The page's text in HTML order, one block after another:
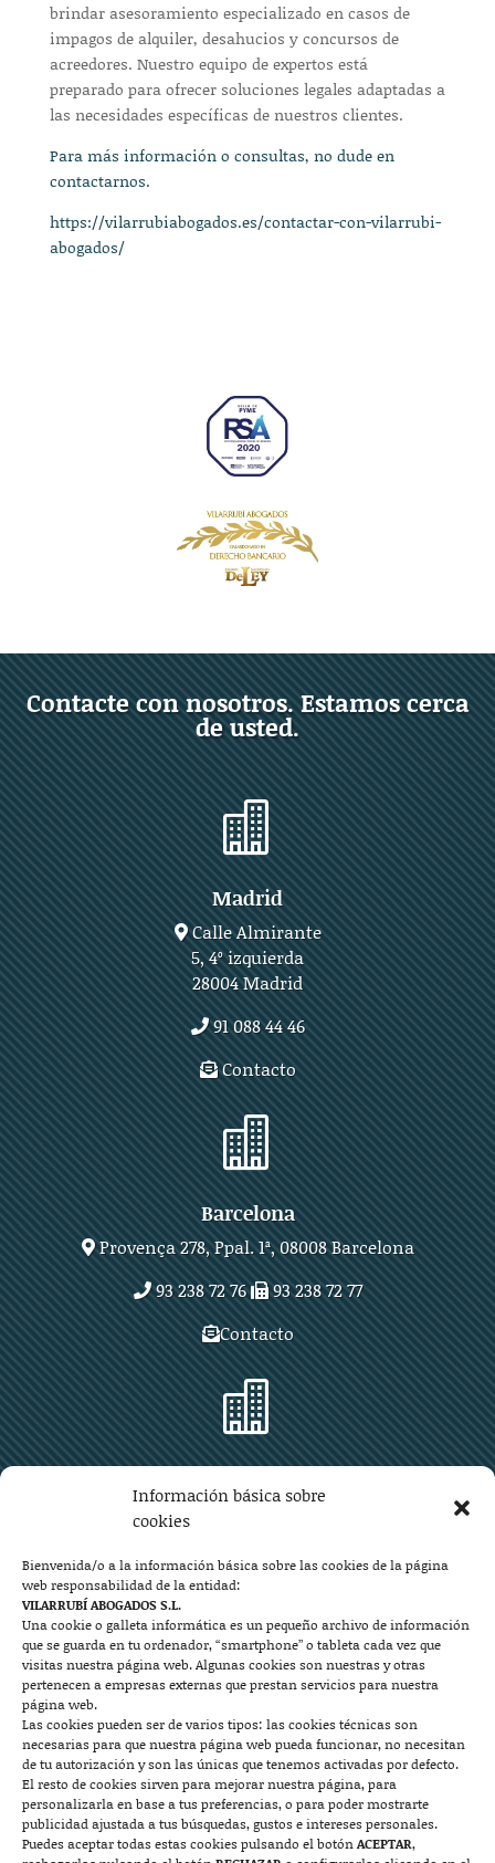
Información básica sobre
cookies
Bienvenida/o a la información básica sobre las cookies de la página
web responsabilidad de la entidad:
VILARRUBÍ ABOGADOS S.L.
Una cookie o galleta informática es un pequeño archivo de información
que se guarda en tu ordenador, “smartphone” o tableta cada vez que
visitas nuestra página web. Algunas cookies son nuestras y otras
pertenecen a empresas externas que prestan servicios para nuestra
página web.
Las cookies pueden ser de varios tipos: las cookies técnicas son
necesarias para que nuestra página web pueda funcionar, no necesitan
de tu autorización y son las únicas que tenemos activadas por defecto.
El resto de cookies sirven para mejorar nuestra página, para
personalizarla en base a tus preferencias, o para poder mostrarte
publicidad ajustada a tus búsquedas, gustos e intereses personales.
Puedes aceptar todas estas cookies pulsando el botónACEPTAR,
brindar asesoramiento especializado en casos de
impagos de alquiler, desahucios y concursos de
acreedores. Nuestro equipo de expertos está
preparado para ofrecer soluciones legales adaptadas a
las necesidades específicas de nuestros clientes.
Para más información o consultas, no dude en
contactarnos.
https://vilarrubiabogados.es/contactar-con-vilarrubi-
abogados/
Contacte con nosotros. Estamos cerca
de usted.

Madrid
Calle Almirante
5, 4º izquierda
28004 Madrid
91 088 44 46
Contacto

Barcelona
Provença 278, Ppal. 1ª, 08008 Barcelona
93 238 72 76
93 238 72 77
Contacto

Plaza Aragón 10, planta 11ª, 50004 Zaragoza
Contacto

Mallorca
Josep Pla, n°6, 07400 Alcudia (Mallorca)
722 131 870
Contacto